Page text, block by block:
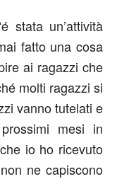
stata un’attività
fatto una cosa
ai ragazzi che
molti ragazzi si
vanno tutelati e
mesi in
io ho ricevuto
ne capiscono